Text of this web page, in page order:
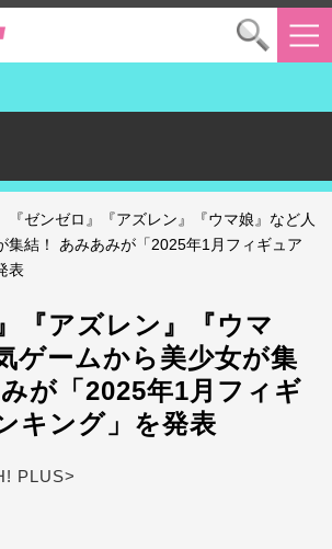
『ゼンゼロ』『アズレン』『ウマ娘』など人
集結！ あみあみが「2025年1月フィギュア
表
『アズレン』『ウマ
ゲームから美少女が集
が「2025年1月フィギ
キング」を発表
PLUS>